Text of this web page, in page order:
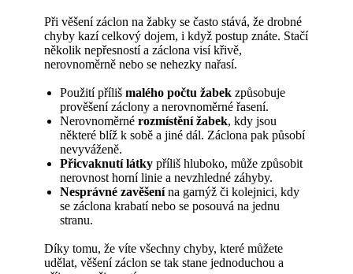
Při věšení záclon na žabky se často stává, že drobné
chyby kazí celkový dojem, i když postup znáte. Stačí
několik nepřesností a záclona visí křivě,
nerovnoměrně nebo se nehezky nařasí.
Použití příliš malého počtu žabek způsobuje
prověšení záclony a nerovnoměrné řasení.
Nerovnoměrné rozmístění žabek, kdy jsou
některé blíž k sobě a jiné dál. Záclona pak působí
nevyváženě.
Přicvaknutí látky příliš hluboko, může způsobit
nerovnost horní linie a nevzhledné záhyby.
Nesprávné zavěšenína garnýž či kolejnici, kdy
se záclona krabatí nebo se posouvá na jednu
stranu.
Díky tomu, že víte všechny chyby, které můžete
udělat, věšení záclon se tak stane jednoduchou a